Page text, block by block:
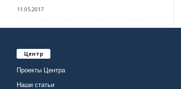
11.05.2017
Центр
Проекты Центра
Наши статьи